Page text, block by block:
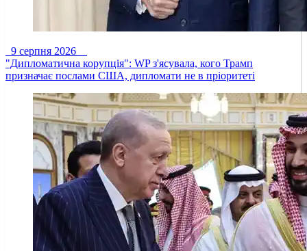
9 серпня 2026
"Дипломатична корупція": WP з'ясувала, кого Трамп
призначає послами США, дипломати не в пріоритеті